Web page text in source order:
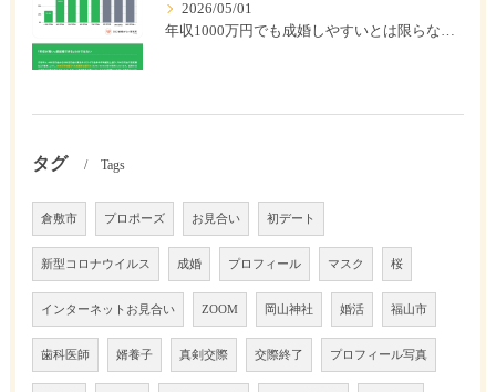
2026/05/01
年収1000万円でも成婚しやすいとは限らない? 「年収帯別の成婚率」のリアル
タグ Tags
倉敷市 プロポーズ お見合い 初デート
新型コロナウイルス 成婚 プロフィール マスク 桜
インターネットお見合い ZOOM 岡山神社 婚活 福山市
歯科医師 婿養子 真剣交際 交際終了 プロフィール写真